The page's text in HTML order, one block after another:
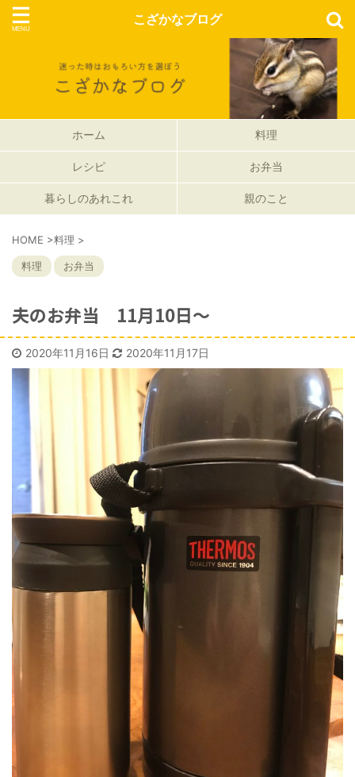
こざかなブログ
ホーム 料理
レシピ お弁当
暮らしのあれこれ 親のこと
HOME >料理 >
料理 お弁当
夫のお弁当 11月10日〜
2020年11月16日 2020年11月17日